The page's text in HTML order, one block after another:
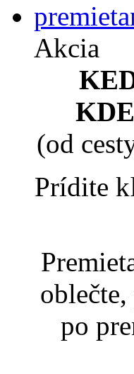
Akcia
(od
Prídite
po